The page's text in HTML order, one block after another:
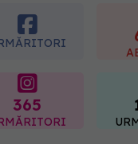
08.08.2026,
365